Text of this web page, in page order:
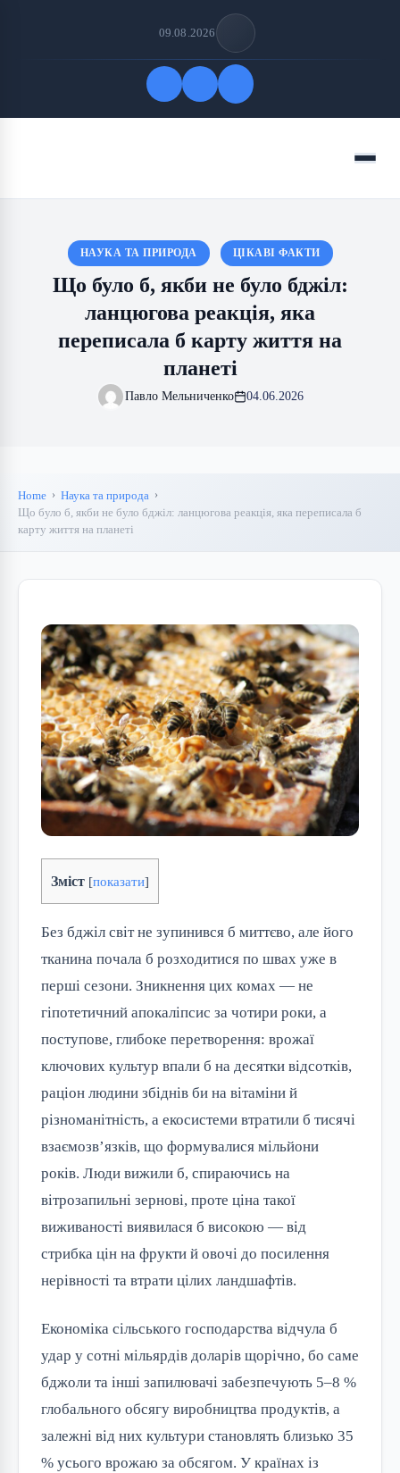
09.08.2026
Menu
НАУКА ТА ПРИРОДА ЦІКАВІ ФАКТИ
Що було б, якби не було бджіл:
ланцюгова реакція, яка
переписала б карту життя на
планеті
Павло Мельниченко 04.06.2026
Home
Наука та природа
Що було б, якби не було бджіл: ланцюгова реакція, яка переписала б
карту життя на планеті
Зміст [показати]
Без бджіл світ не зупинився б миттєво, але його
тканина почала б розходитися по швах уже в
перші сезони. Зникнення цих комах — не
гіпотетичний апокаліпсис за чотири роки, а
поступове, глибоке перетворення: врожаї
ключових культур впали б на десятки відсотків,
раціон людини збіднів би на вітаміни й
різноманітність, а екосистеми втратили б тисячі
взаємозв’язків, що формувалися мільйони
років. Люди вижили б, спираючись на
вітрозапильні зернові, проте ціна такої
виживаності виявилася б високою — від
стрибка цін на фрукти й овочі до посилення
нерівності та втрати цілих ландшафтів.
Економіка сільського господарства відчула б
удар у сотні мільярдів доларів щорічно, бо саме
бджоли та інші запилювачі забезпечують 5–8 %
глобального обсягу виробництва продуктів, а
залежні від них культури становлять близько 35
% усього врожаю за обсягом. У країнах із